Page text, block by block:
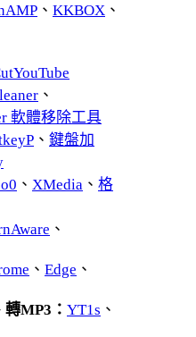
、 KKBOX 、
、
軟體移除工具
、 鍵盤加
、 XMedia 、 格
、
、 Edge 、
MP3： YT1s 、